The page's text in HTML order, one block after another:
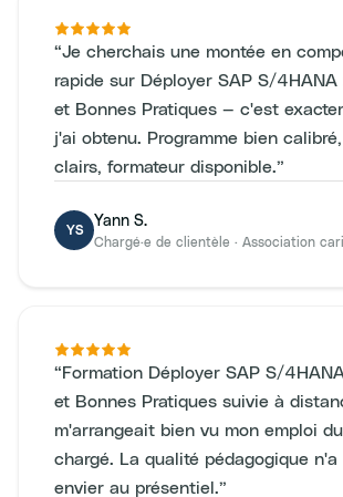
“Je cherchais une montée en
rapide sur Déployer SAP S/4HANA
et Bonnes Pratiques — c'est
j'ai obtenu. Programme bien
clairs, formateur disponible.”
YS
Yann S.
Chargé·e de clientèle · Association
“Formation Déployer SAP S/
et Bonnes Pratiques suivie à
m'arrangeait bien vu mon emploi
chargé. La qualité pédagogique n'a
envier au présentiel.”